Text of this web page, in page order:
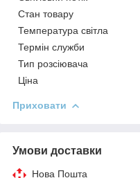
Стан товару
Температура світла
Термін служби
Тип розсіювача
Ціна
Приховати
Умови доставки
Нова Пошта